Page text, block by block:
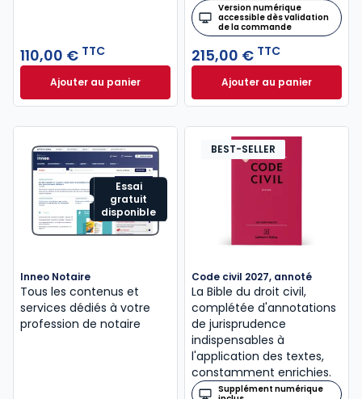
110,00 € TTC
Ajouter au panierGuide du formaliste 2026 à 110,00 € TTC
Version numérique
accessible dès validation
de la commande
215,00 € TTC
Ajouter au panier
Mémento Fiscal
Essai
gratuit
disponible
Inneo Notaire
Tous les contenus et
services dédiés à votre
profession de notaire
BEST-SELLER
Code civil 2027, annoté
La Bible du droit civil,
complétée d'annotations
de jurisprudence
indispensables à
l'application des textes,
constamment enrichies.
Supplément numérique